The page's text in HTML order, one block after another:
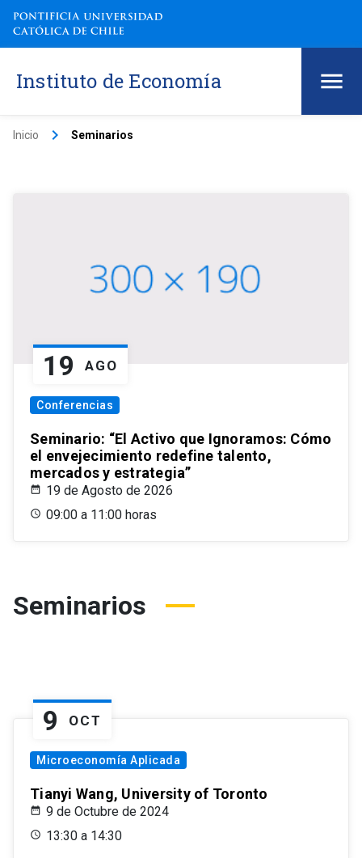
Instituto de Economía
Inicio keyboard_arrow_right Seminarios
19 AGO
Conferencias
Seminario: “El Activo que Ignoramos: Cómo
el envejecimiento redefine talento,
mercados y estrategia”
19 de Agosto de 2026
09:00 a 11:00 horas
Seminarios
9 OCT
Microeconomía Aplicada
Tianyi Wang, University of Toronto
9 de Octubre de 2024
13:30 a 14:30